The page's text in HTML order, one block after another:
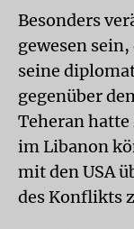
Besonders
gewesen
seine
gegenüber
Teheran
im Libanon
mit den USA
des Konflikts